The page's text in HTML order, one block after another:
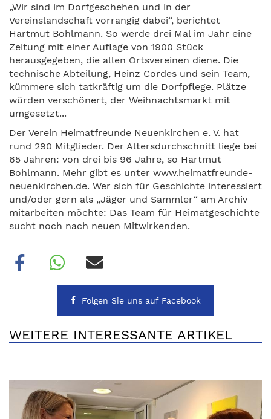
„Wir sind im Dorfgeschehen und in der
Vereinslandschaft vorrangig dabei“, berichtet
Hartmut Bohlmann. So werde drei Mal im Jahr eine
Zeitung mit einer Auflage von 1900 Stück
herausgegeben, die allen Ortsvereinen diene. Die
technische Abteilung, Heinz Cordes und sein Team,
kümmere sich tatkräftig um die Dorfpflege. Plätze
würden verschönert, der Weihnachtsmarkt mit
umgesetzt...
Der Verein Heimatfreunde Neuenkirchen e. V. hat
rund 290 Mitglieder. Der Altersdurchschnitt liege bei
65 Jahren: von drei bis 96 Jahre, so Hartmut
Bohlmann. Mehr gibt es unter www.heimatfreunde-
neuenkirchen.de. Wer sich für Geschichte interessiert
und/oder gern als „Jäger und Sammler“ am Archiv
mitarbeiten möchte: Das Team für Heimatgeschichte
sucht noch nach neuen Mitwirkenden.
Folgen Sie uns auf Facebook
WEITERE INTERESSANTE ARTIKEL